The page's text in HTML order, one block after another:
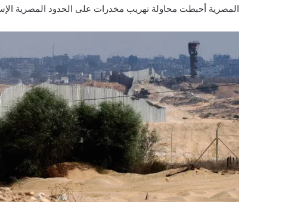
المصرية أحبطت محاولة تهريب مخدرات على الحدود المصرية